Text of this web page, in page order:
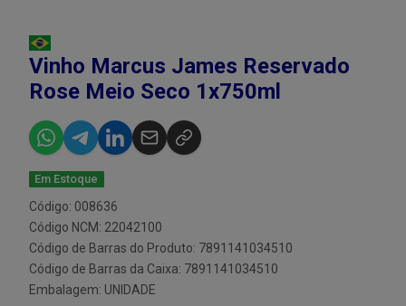
Vinho Marcus James Reservado
Rose Meio Seco 1x750ml
Em Estoque
Código: 008636
Código NCM: 22042100
Código de Barras do Produto: 7891141034510
Código de Barras da Caixa: 7891141034510
Embalagem: UNIDADE